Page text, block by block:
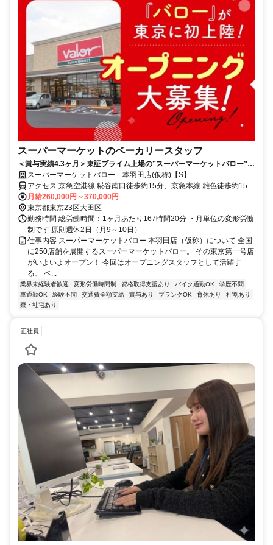
スーパーマーケットのベーカリースタッフ
＜賞与実績4.3ヶ月＞東証プライム上場の”スーパーマーケットバロー”が
東京に初出店！異業種の転職歓迎！／残業代全額支給
スーパーマーケットバロー 本羽田店(仮称)【S】
アクセス 京急空港線 糀谷南口徒歩約15分、京急本線 雑色徒歩約15
分、京急空港線 京急蒲田東口(デッキ)徒歩約22分
月給260,000円～370,000円
東京都東京23区大田区
勤務時間 総労働時間：1ヶ月あたり167時間20分 ・月単位の変形労働
制です 原則週休2日（月9～10日）
仕事内容 スーパーマーケットバロー 本羽田店（仮称）について 全国
に250店舗を展開するスーパーマーケットバロー。 その東京第一号店
がいよいよオープン！ 今回はオープニングスタッフとして活躍す
る、 ベ...
業界未経験者歓迎 変形労働時間制 資格取得支援あり バイク通勤OK
学歴不問
車通勤OK
経験不問 交通費全額支給 賞与あり ブランクOK 育休あり
社割あり
寮・社宅あり
正社員